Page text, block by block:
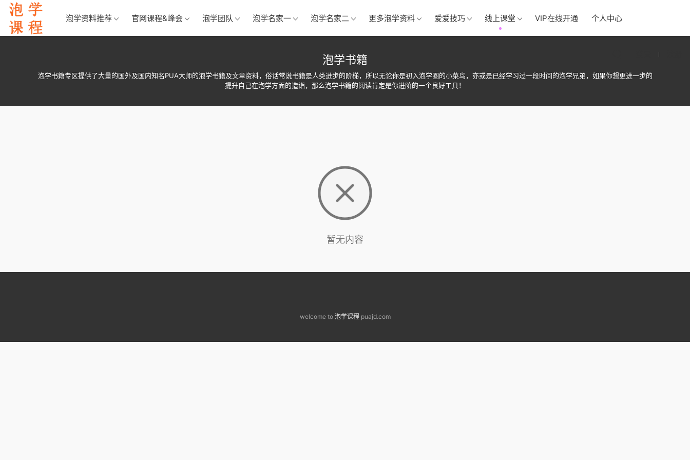
泡学资料推荐 官网课程&峰会 泡学团队 泡学名家一 泡学名家二 更多泡学资料 爱爱技巧 线上课堂 VIP在线开通 个人中心
泡学书籍
泡学书籍专区提供了大量的国外及国内知名PUA大师的泡学书籍及文章资料，俗话常说书籍是人类进步的阶梯，所以无论你是初入泡学圈的小菜鸟，亦或是已经学习过一段时间的泡学兄弟，如果你想更进一步的
提升自己在泡学方面的造诣，那么泡学书籍的阅读肯定是你进阶的一个良好工具！
暂无内容
welcome to 泡学课程puajd.com